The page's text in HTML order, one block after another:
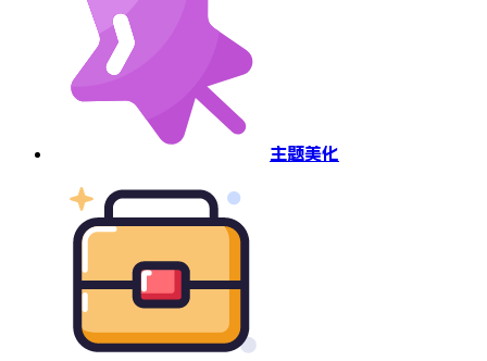
主题美化